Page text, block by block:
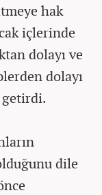
hak
içlerinde
dolayı ve
dolayı
getirdi.
dile